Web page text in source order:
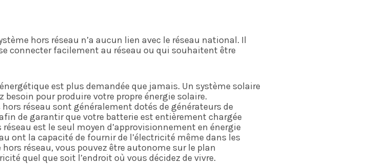
hors réseau n’a aucun lien avec le réseau national. Il
connecter facilement au réseau ou qui souhaitent être
est plus demandée que jamais. Un système solaire
pour produire votre propre énergie solaire.
réseau sont généralement dotés de générateurs de
de garantir que votre batterie est entièrement chargée
est le seul moyen d’approvisionnement en énergie
ont la capacité de fournir de l’électricité même dans les
réseau, vous pouvez être autonome sur le plan
quel que soit l’endroit où vous décidez de vivre.